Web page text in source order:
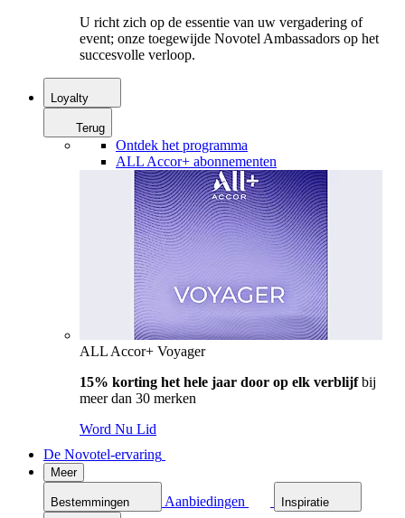
U richt zich op de essentie van uw vergadering of
event; onze toegewijde Novotel Ambassadors op het
succesvolle verloop.
Loyalty
Terug
Ontdek het programma
ALL Accor+ abonnementen
ALL Accor+ Voyager
15% korting het hele jaar door op elk verblijfbij
meer dan 30 merken
Word Nu Lid
De Novotel-ervaring
Meer
Bestemmingen Aanbiedingen Inspiratie